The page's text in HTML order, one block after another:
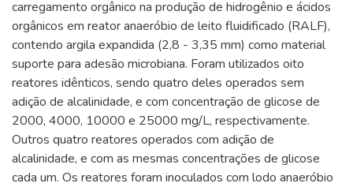
carregamento orgânico na produção de hidrogênio e ácidos
orgânicos em reator anaeróbio de leito fluidificado (RALF),
contendo argila expandida (2,8 - 3,35 mm) como material
suporte para adesão microbiana. Foram utilizados oito
reatores idênticos, sendo quatro deles operados sem
adição de alcalinidade, e com concentração de glicose de
2000, 4000, 10000 e 25000 mg/L, respectivamente.
Outros quatro reatores operados com adição de
alcalinidade, e com as mesmas concentrações de glicose
cada um. Os reatores foram inoculados com lodo anaeróbio